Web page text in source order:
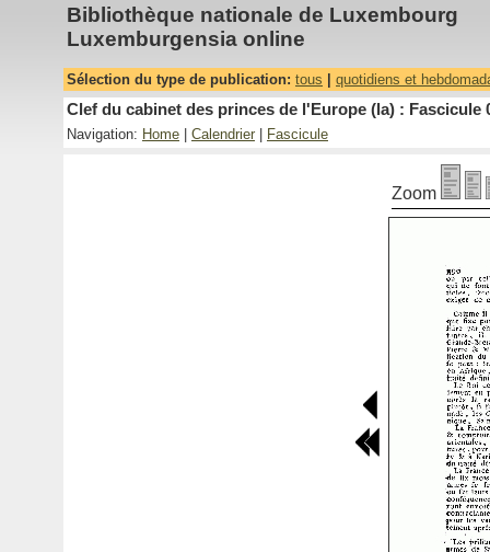
Bibliothèque nationale de Luxembourg
Luxemburgensia online
Sélection du type de publication: tous quotidiens et
Clef du cabinet des princes de l'Europe (la) : Fascicule
Navigation: Home Calendrier Fascicule
Zoom